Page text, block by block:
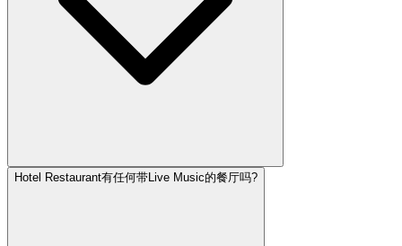
Hotel Restaurant有任何带Live Music的餐厅吗?